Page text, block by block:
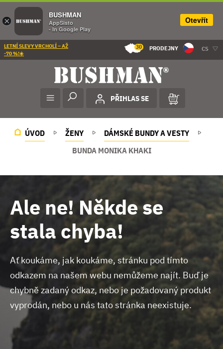
LETNÍ SLEVY VRCHOLÍ – AŽ
-70 %!☀️
30 PRODEJNY CS
PŘIHLAS SE
ÚVOD ŽENY
DÁMSKÉ BUNDY A VESTY
BUNDA MONIKA KHAKI
Ale ne! Někde se
stala chyba!
Ať koukáme, jak koukáme, stránku pod tímto
odkazem na našem webu nemůžeme najít. Buď je
chybně zadaný odkaz, nebo je požadovaný produkt
vyprodán, nebo u nás tato stránka neexistuje.
×
BUSHMAN
AppSisto
- In Google Play
Otevřít